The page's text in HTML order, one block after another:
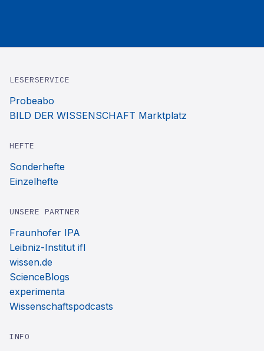
LESERSERVICE
Probeabo
BILD DER WISSENSCHAFT Marktplatz
HEFTE
Sonderhefte
Einzelhefte
UNSERE PARTNER
Fraunhofer IPA
Leibniz-Institut ifl
wissen.de
ScienceBlogs
experimenta
Wissenschaftspodcasts
INFO